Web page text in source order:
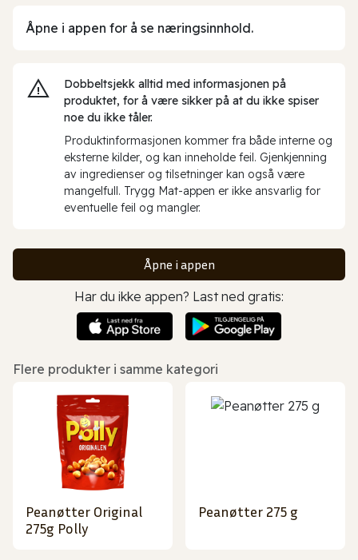
Åpne i appen for å se næringsinnhold.
Dobbeltsjekk alltid med informasjonen på
produktet, for å være sikker på at du ikke spiser
noe du ikke tåler.
Produktinformasjonen kommer fra både interne og
eksterne kilder, og kan inneholde feil. Gjenkjenning
av ingredienser og tilsetninger kan også være
mangelfull. Trygg Mat-appen er ikke ansvarlig for
eventuelle feil og mangler.
Åpne i appen
Har du ikke appen? Last ned gratis:
Flere produkter i samme kategori
Peanøtter Original
275g Polly
Peanøtter 275 g